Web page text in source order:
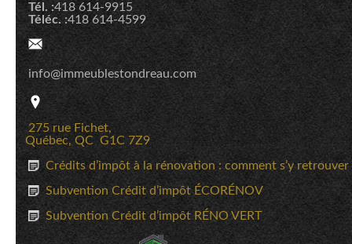
Tél. :418 614-9915
Téléc. :418 614-4599
info@immeublestondreau.com
275 rue Fichet,
Québec, QC G1C 7Z9
Crédits d’impôt à la rénovation : comment s’y retrouver
Subvention Crédit d’impôt ÉCORÉNOV
Subvention Crédit d’impôt RÉNO VERT